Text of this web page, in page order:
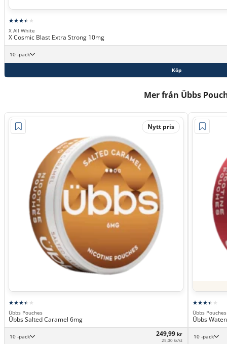
X All White
X Cosmic Blast Extra Strong 10mg
10 -pack
Köp
Mer från Übbs
Nytt pris
Übbs Pouches
Übbs Salted Caramel 6mg
10 -pack 249,99 kr
25,00 kr/st
Übbs Pouches
Übbs
10 -pack